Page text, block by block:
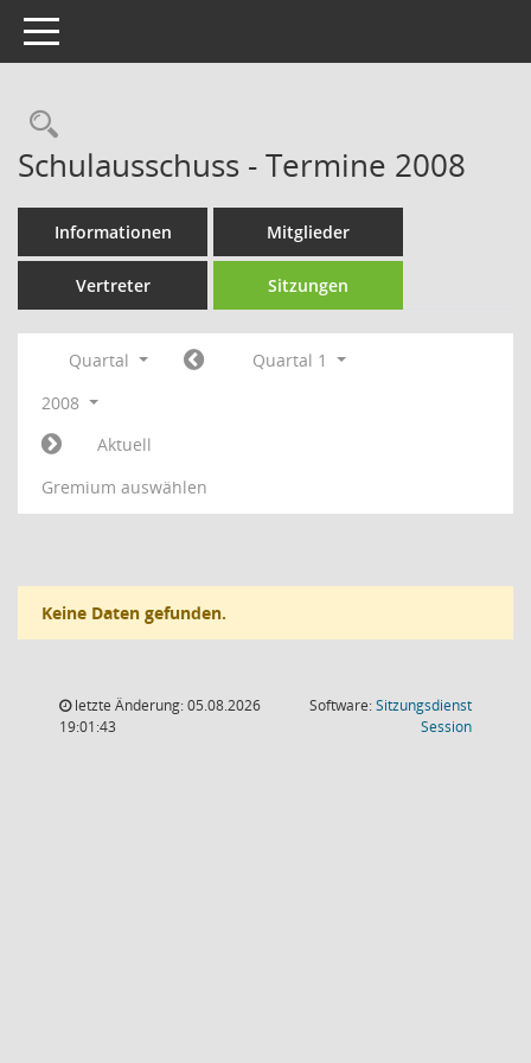
Toggle navigation
Rechercheauswahl
Schulausschuss - Termine 2008
Informationen Mitglieder
Vertreter Sitzungen
Quartal
Quartal 1
2008
Aktuell
Gremium auswählen
Keine Daten gefunden.
letzte Änderung: 05.08.2026
19:01:43
Software:Sitzungsdienst
Session(Wird in